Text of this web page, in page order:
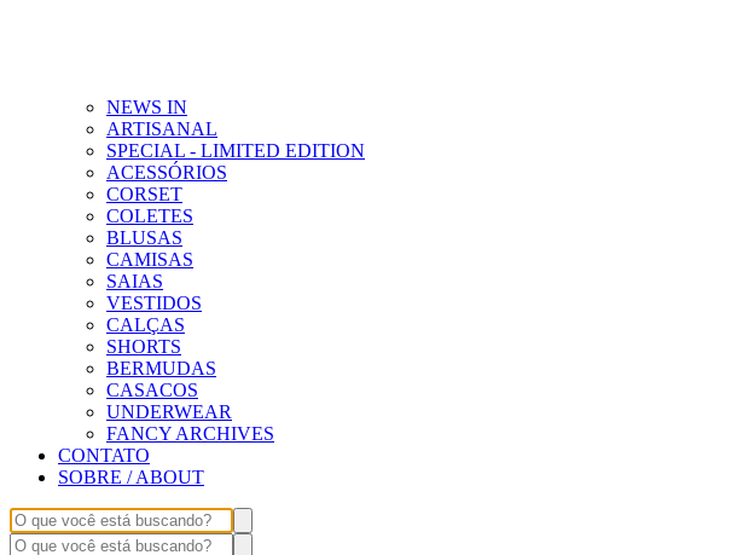
NEWS IN
ARTISANAL
SPECIAL - LIMITED EDITION
ACESSÓRIOS
CORSET
COLETES
BLUSAS
CAMISAS
SAIAS
VESTIDOS
CALÇAS
SHORTS
BERMUDAS
CASACOS
UNDERWEAR
FANCY ARCHIVES
CONTATO
SOBRE / ABOUT